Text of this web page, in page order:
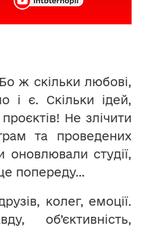
ж скільки любові,
і є. Скільки ідей,
Не злічити
та проведених
оновлювали студії,
попереду…
колег, емоції.
об’єктивність,